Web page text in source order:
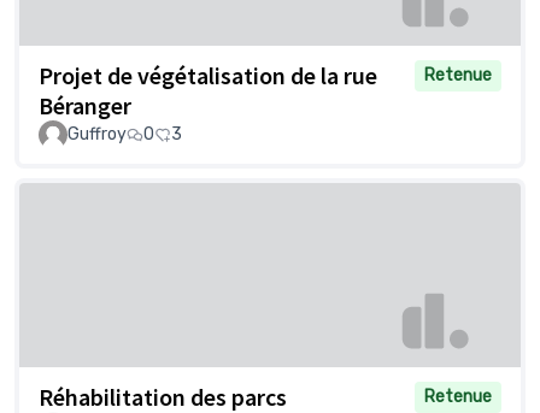
Projet de végétalisation de la rue
Béranger
Retenue
Guffroy 0 3
Réhabilitation des parcs
Retenue